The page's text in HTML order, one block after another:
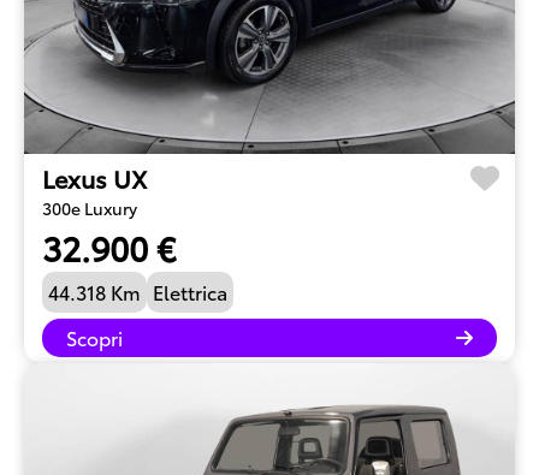
Lexus UX
300e Luxury
32.900 €
44.318 Km Elettrica
Scopri